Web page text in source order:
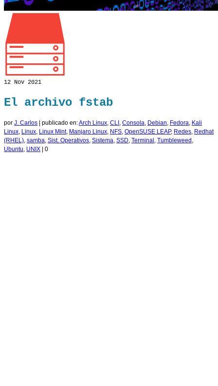
12 Nov 2021
El archivo fstab
por J. Carlos | publicado en:Arch Linux, CLI, Consola, Debian, Fedora, Kali
Linux, Linux, Linux Mint, Manjaro Linux, NFS, OpenSUSE LEAP, Redes, Redhat
(RHEL), samba, Sist. Operativos, Sistema, SSD, Terminal, Tumbleweed,
Ubuntu, UNIX | 0